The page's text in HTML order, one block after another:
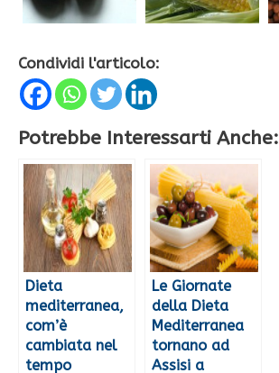
Condividi l'articolo:
Potrebbe Interessarti Anche:
Dieta
mediterranea,
com’è
cambiata nel
tempo
Le Giornate
della Dieta
Mediterranea
tornano ad
Assisi a